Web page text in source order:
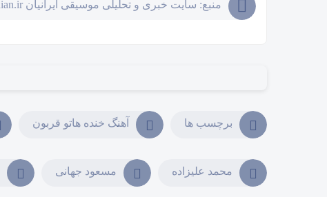
منبع: سایت خبری و تحلیلی موسیقی ایرانیان Musiceiranian.ir
برچسب ها آهنگ خنده هاتو قربون
محمد علیزاده مسعود جهانی